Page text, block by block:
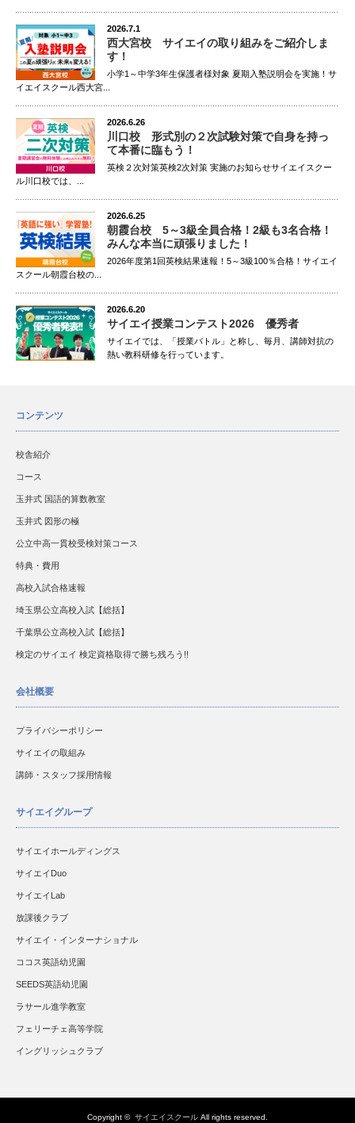
2026.7.1
西大宮校 サイエイの取り組みをご紹介しま
す！
小学1～中学3年生保護者様対象 夏期入塾説明会を実施！サ
イエイスクール西大宮...
2026.6.26
川口校 形式別の２次試験対策で自身を持っ
て本番に臨もう！
英検２次対策英検2次対策 実施のお知らせサイエイスクー
ル川口校では、...
2026.6.25
朝霞台校 5～3級全員合格！2級も3名合格！
みんな本当に頑張りました！
2026年度第1回英検結果速報！5～3級100％合格！サイエイ
スクール朝霞台校の...
2026.6.20
サイエイ授業コンテスト2026 優秀者
サイエイでは、「授業バトル」と称し、毎月、講師対抗の
熱い教科研修を行っています。
コンテンツ
校舎紹介
コース
玉井式 国語的算数教室
玉井式 図形の極
公立中高一貫校受検対策コース
特典・費用
高校入試合格速報
埼玉県公立高校入試【総括】
千葉県公立高校入試【総括】
検定のサイエイ 検定資格取得で勝ち残ろう!!
会社概要
プライバシーポリシー
サイエイの取組み
講師・スタッフ採用情報
サイエイグループ
サイエイホールディングス
サイエイDuo
サイエイLab
放課後クラブ
サイエイ・インターナショナル
ココス英語幼児園
SEEDS英語幼児園
ラサール進学教室
フェリーチェ高等学院
イングリッシュクラブ
Copyright © サイエイスクール All rights reserved.